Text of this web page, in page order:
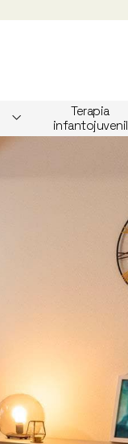
Terapia
infantojuvenil